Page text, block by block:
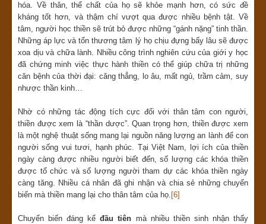
hóa. Về thân, thể chất của họ sẽ khỏe mạnh hơn, có sức đề
kháng tốt hơn, và thậm chí vượt qua được nhiều bệnh tật. Về
tâm, người học thiền sẽ trút bỏ được những “gánh nặng” tinh thần.
Những áp lực và tổn thương tâm lý họ chịu đựng bấy lâu sẽ được
xoa dịu và chữa lành. Nhiều công trình nghiên cứu của giới y học
đã chứng minh việc thực hành thiền có thể giúp chữa trị những
căn bệnh của thời đại: căng thẳng, lo âu, mất ngủ, trầm cảm, suy
nhược thần kinh…
Nhờ có những tác động tích cực đối với thân tâm con người,
thiền được xem là “thần dược”. Quan trọng hơn, thiền được xem
là một nghệ thuật sống mang lại nguồn năng lượng an lành để con
người sống vui tươi, hạnh phúc. Tại Việt Nam, lợi ích của thiền
ngày càng được nhiều người biết đến, số lượng các khóa thiền
được tổ chức và số lượng người tham dự các khóa thiền ngày
càng tăng. Nhiều cá nhân đã ghi nhận và chia sẻ những chuyển
biến mà thiền mang lại cho thân tâm của họ. [6]
Chuyển biến đáng kểđầu tiên mà nhiều thiền sinh nhận thấy